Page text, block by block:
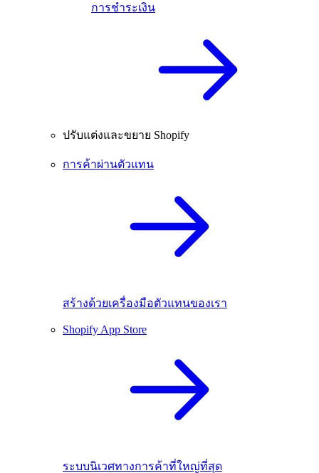
การชำระเงิน
ปรับแต่งและขยาย Shopify
การค้าผ่านตัวแทน
สร้างด้วยเครื่องมือตัวแทนของเรา
Shopify App Store
ระบบนิเวศทางการค้าที่ใหญ่ที่สุด